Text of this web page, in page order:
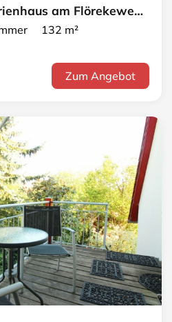
Am Apfelgarten Ferienhaus am Flörekeweg · C Ferienhaus
132 m²
Zum Angebot